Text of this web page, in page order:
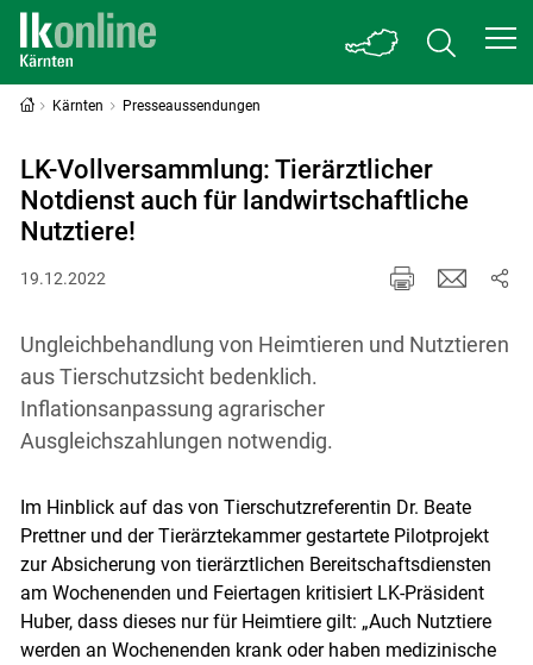
Kärnten Presseaussendungen
LK-Vollversammlung: Tierärztlicher
Notdienst auch für landwirtschaftliche
Nutztiere!
19.12.2022
Ungleichbehandlung von Heimtieren und Nutztieren
aus Tierschutzsicht bedenklich.
Inflationsanpassung agrarischer
Ausgleichszahlungen notwendig.
Im Hinblick auf das von Tierschutzreferentin Dr. Beate
Prettner und der Tierärztekammer gestartete Pilotprojekt
zur Absicherung von tierärztlichen Bereitschaftsdiensten
am Wochenenden und Feiertagen kritisiert LK-Präsident
Huber, dass dieses nur für Heimtiere gilt: „Auch Nutztiere
werden an Wochenenden krank oder haben medizinische